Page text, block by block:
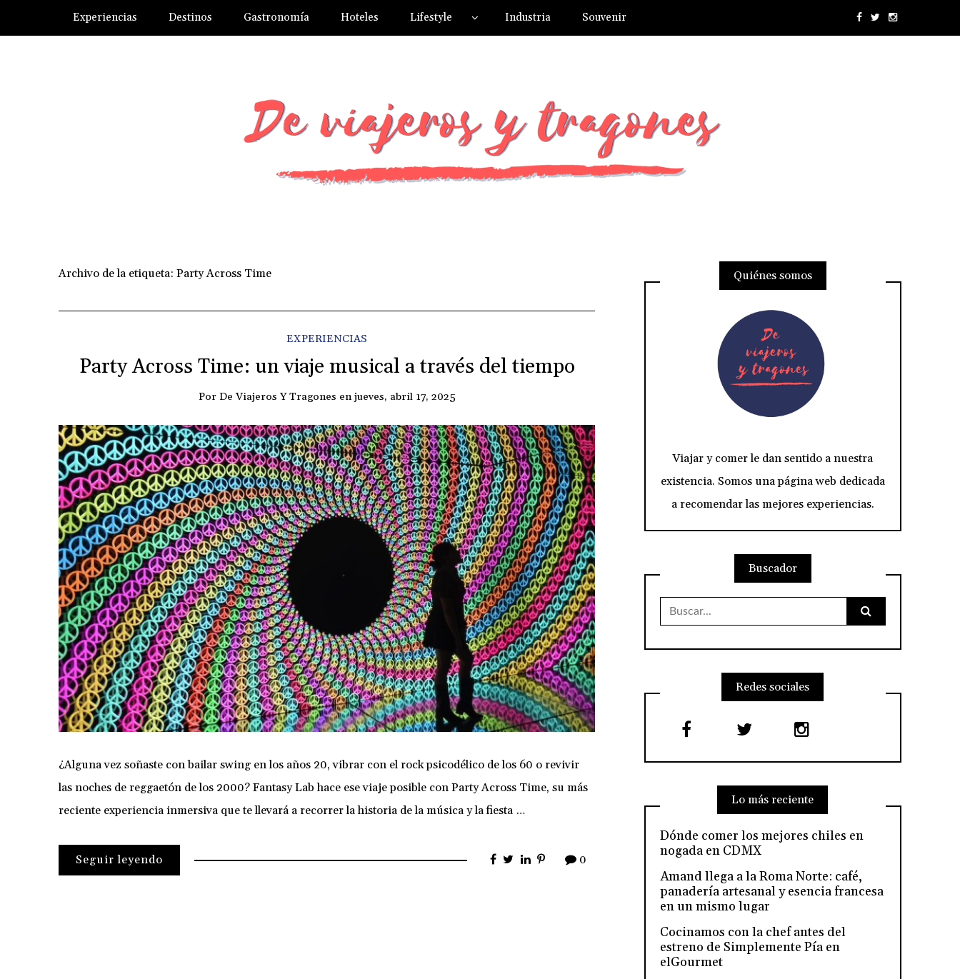
Experiencias Destinos Gastronomía Hoteles Lifestyle Industria Souvenir
Archivo de la etiqueta: Party Across Time
EXPERIENCIAS
Party Across Time: un viaje musical a través del tiempo
Por De Viajeros Y Tragones enjueves, abril 17, 2025
¿Alguna vez soñaste con bailar swing en los años 20, vibrar con el rock psicodélico de los 60 o revivir
las noches de reggaetón de los 2000? Fantasy Lab hace ese viaje posible con Party Across Time, su más
reciente experiencia inmersiva que te llevará a recorrer la historia de la música y la fiesta …
Seguir leyendo 0
Quiénes somos
Viajar y comer le dan sentido a nuestra
existencia. Somos una página web dedicada
a recomendar las mejores experiencias.
Buscador
Redes sociales
Lo más reciente
Dónde comer los mejores chiles en
nogada en CDMX
Amand llega a la Roma Norte: café,
panadería artesanal y esencia francesa
en un mismo lugar
Cocinamos con la chef antes del
estreno de Simplemente Pía en
elGourmet